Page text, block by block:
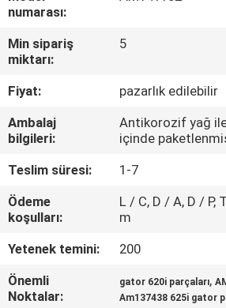
GETIP()
ERROR
FABRIKA
TURU
KALITE
KONTROL
BIZIMLE
ILETIŞIME
GEÇIN
numarası:
Min sipariş
miktarı:
5
Fiyat:
pazarlık edilebilir
Ambalaj
bilgileri:
Antikorozif yağ
içinde
Teslim süresi:
1-7
Ödeme
koşulları:
L / C, D / A, D / P,
m
Yetenek temini:
200
Önemli
Noktalar:
gator 620i parçaları,
Am137438 625i gator